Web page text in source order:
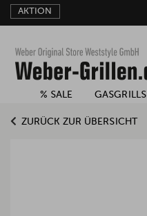
AKTION
% SALE GASGRILLS
ZURÜCK ZUR ÜBERSICHT